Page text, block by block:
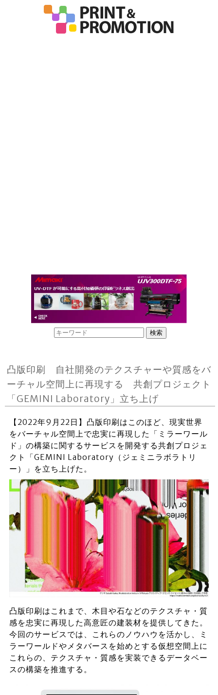
凸版印刷 自社開発のテクスチャーや質感をバ
ーチャル空間上に再現する 共創プロジェクト
「GEMINI Laboratory」立ち上げ
【2022年9月22日】凸版印刷はこのほど、現実世界
をバーチャル空間上で忠実に再現した「ミラーワール
ド」の構築に関するサービスを開発する共創プロジェ
クト「GEMINI Laboratory（ジェミニラボラトリ
ー）」を立ち上げた。
凸版印刷はこれまで、木目や石などのテクスチャ・質
感を忠実に再現した高意匠の建装材を提供してきた。
今回のサービスでは、これらのノウハウを活かし、ミ
ラーワールドやメタバースを始めとする仮想空間上に
これらの、テクスチャ・質感を実装できるデータベー
スの構築を推進する。